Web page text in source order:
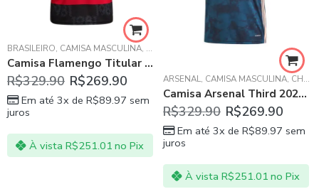
BRASILEIRO, CAMISA MASCULINA, FLAMENGO
Camisa Flamengo Titular Vermelha 2021/22 Masculina
R$329.90 R$269.90
Em até 3x de R$89.97 sem
juros
À vista R$251.01 no Pix
ARSENAL, CAMISA MASCULINA, CHAMPIONS LEAGUE
Camisa Arsenal Third 2021 Torcedor Adidas Masculina
R$329.90 R$269.90
Em até 3x de R$89.97 sem
juros
À vista R$251.01 no Pix